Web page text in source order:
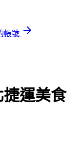
帳號
捷運美食